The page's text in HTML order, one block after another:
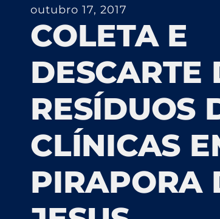
outubro 17, 2017
COLETA E
DESCARTE
RESÍDUOS
CLÍNICAS
PIRAPORA